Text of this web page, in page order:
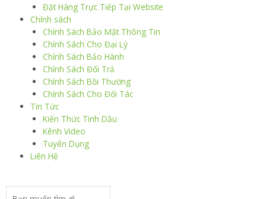
Đặt Hàng Trực Tiếp Tại Website
Chính sách
Chính Sách Bảo Mật Thông Tin
Chính Sách Cho Đại Lý
Chính Sách Bảo Hành
Chính Sách Đổi Trả
Chính Sách Bồi Thường
Chính Sách Cho Đối Tác
Tin Tức
Kiến Thức Tinh Dầu
Kênh Video
Tuyển Dụng
Liên Hệ